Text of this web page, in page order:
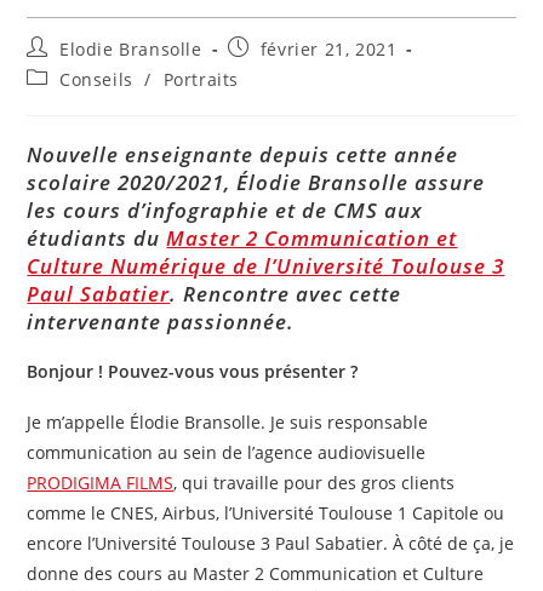
Auteur/autrice
de
la
Elodie Bransolle
Publication
février 21, 2021
PostConseils / Portraits
Nouvelle enseignante depuis cette année
scolaire 2020/2021, Élodie Bransolle assure
les cours d’infographie et de CMS aux
étudiants duMaster 2 Communication et
Culture Numérique de l’Université Toulouse 3
Paul Sabatier. Rencontre avec cette
intervenante passionnée.
Bonjour ! Pouvez-vous vous présenter ?
Je m’appelle Élodie Bransolle. Je suis responsable
communication au sein de l’agence audiovisuelle
PRODIGIMA FILMS, qui travaille pour des gros clients
comme le CNES, Airbus, l’Université Toulouse 1 Capitole ou
encore l’Université Toulouse 3 Paul Sabatier. À côté de ça, je
donne des cours au Master 2 Communication et Culture